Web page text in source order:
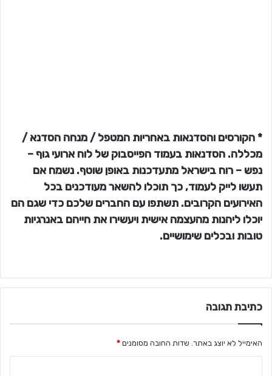
* הקורסים והסדנאות באחריות המטפל / מנחה הסדנא /
מכללה. הסדנאות בעמוד הפייסבוק של לוח ארועי גוף –
נפש – רוח בישראל מתעדכנות באופן שוטף. נשמח אם
תעשו לייק לעמוד, כך תוכלו להשאר מעודכנים בכל
האירועים הקרובים. תשתפו עם החברים שלכם כדי שגם הם
יוכלו ליהנות מהעצמה אישית ויעשירו את חייהם באנרגיות
טובות ובכלים שימושיים.
כתיבת תגובה
האימייל לא יוצג באתר. שדות החובה מסומנים *